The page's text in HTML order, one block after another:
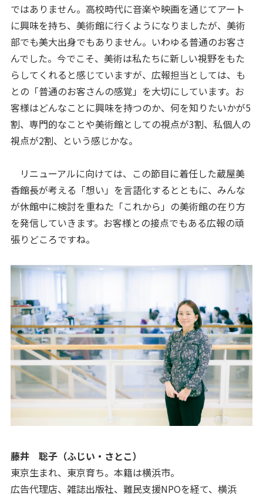
ではありません。高校時代に音楽や映画を通じてアート
に興味を持ち、美術館に行くようになりましたが、美術
部でも美大出身でもありません。いわゆる普通のお客さ
んでした。今でこそ、美術は私たちに新しい視野をもた
らしてくれると感じていますが、広報担当としては、も
との「普通のお客さんの感覚」を大切にしています。お
客様はどんなことに興味を持つのか、何を知りたいかが5
割、専門的なことや美術館としての視点が3割、私個人の
視点が2割、という感じかな。
リニューアルに向けては、この節目に着任した蔵屋美
香館長が考える「想い」を言語化するとともに、みんな
が休館中に検討を重ねた「これから」の美術館の在り方
を発信していきます。お客様との接点でもある広報の頑
張りどころですね。
藤井 聡子（ふじい・さとこ）
東京生まれ、東京育ち。本籍は横浜市。
広告代理店、雑誌出版社、難民支援NPOを経て、横浜